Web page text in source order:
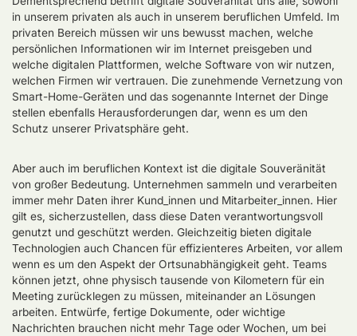
in unserem privaten als auch in unserem beruflichen Umfeld. Im
privaten Bereich müssen wir uns bewusst machen, welche
persönlichen Informationen wir im Internet preisgeben und
welche digitalen Plattformen, welche Software von wir nutzen,
welchen Firmen wir vertrauen. Die zunehmende Vernetzung von
Smart-Home-Geräten und das sogenannte Internet der Dinge
stellen ebenfalls Herausforderungen dar, wenn es um den
Schutz unserer Privatsphäre geht.
Aber auch im beruflichen Kontext ist die digitale Souveränität
von großer Bedeutung. Unternehmen sammeln und verarbeiten
immer mehr Daten ihrer Kund_innen und Mitarbeiter_innen. Hier
gilt es, sicherzustellen, dass diese Daten verantwortungsvoll
genutzt und geschützt werden. Gleichzeitig bieten digitale
Technologien auch Chancen für effizienteres Arbeiten, vor allem
wenn es um den Aspekt der Ortsunabhängigkeit geht. Teams
können jetzt, ohne physisch tausende von Kilometern für ein
Meeting zurücklegen zu müssen, miteinander an Lösungen
arbeiten. Entwürfe, fertige Dokumente, oder wichtige
Nachrichten brauchen nicht mehr Tage oder Wochen, um bei